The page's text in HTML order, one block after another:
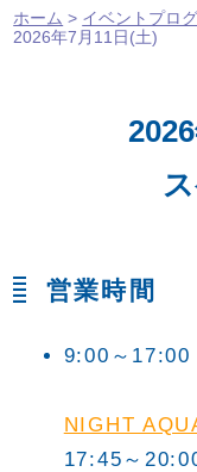
ホーム > イベントプロ
2026年7月11日(土)
営業時間
9:00～17:00
NIGHT
17:45～